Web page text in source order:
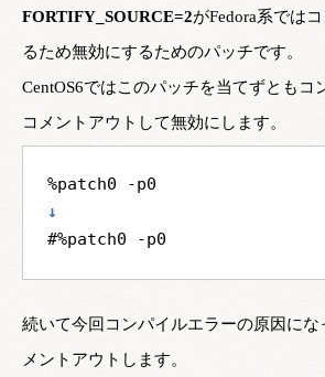
FORTIFY_SOURCE=2がFedora系では
るため無効にするためのパッチです。
CentOS6ではこのパッチを当てずともコ
コメントアウトして無効にします。
↓
続いて今回コンパイルエラーの原因にな
メントアウトします。